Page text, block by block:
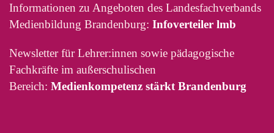
Informationen zu Angeboten des Landesfachverbands
Medienbildung Brandenburg: Infoverteiler lmb
Newsletter für Lehrer:innen sowie pädagogische
Fachkräfte im außerschulischen
Bereich: Medienkompetenz stärkt Brandenburg